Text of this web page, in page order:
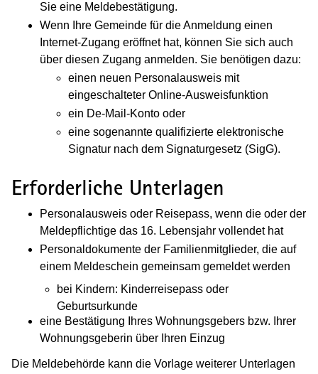
Sie eine Meldebestätigung.
Wenn Ihre Gemeinde für die Anmeldung einen
Internet-Zugang eröffnet hat, können Sie sich auch
über diesen Zugang anmelden. Sie benötigen dazu:
einen neuen Personalausweis mit
eingeschalteter Online-Ausweisfunktion
ein De-Mail-Konto oder
eine sogenannte qualifizierte elektronische
Signatur nach dem Signaturgesetz (SigG).
Erforderliche Unterlagen
Personalausweis oder Reisepass, wenn die oder der
Meldepflichtige das 16. Lebensjahr vollendet hat
Personaldokumente der Familienmitglieder, die auf
einem Meldeschein gemeinsam gemeldet werden
bei Kindern: Kinderreisepass oder
Geburtsurkunde
eine Bestätigung Ihres Wohnungsgebers bzw. Ihrer
Wohnungsgeberin über Ihren Einzug
Die Meldebehörde kann die Vorlage weiterer Unterlagen